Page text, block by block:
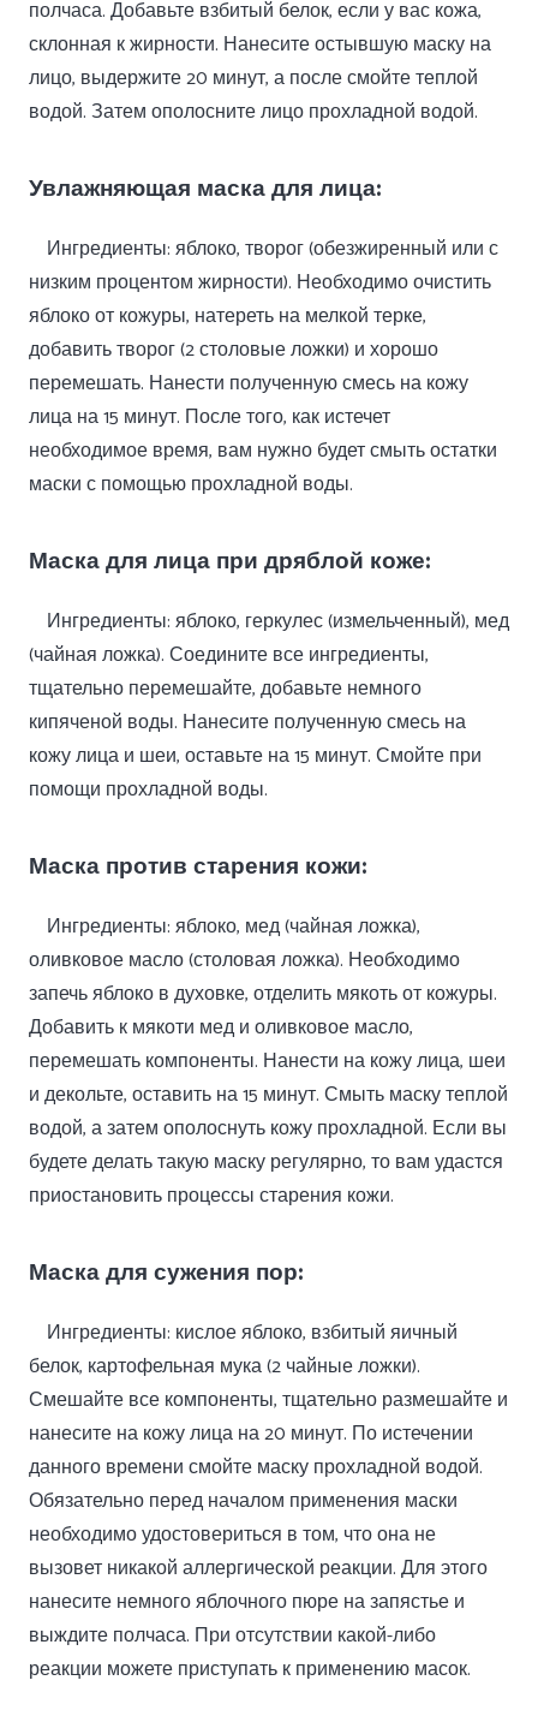
полчаса. Добавьте взбитый белок, если у вас кожа,
склонная к жирности. Нанесите остывшую маску на
лицо, выдержите 20 минут, а после смойте теплой
водой. Затем ополосните лицо прохладной водой.
Увлажняющая маска для лица:
Ингредиенты: яблоко, творог (обезжиренный или с
низким процентом жирности). Необходимо очистить
яблоко от кожуры, натереть на мелкой терке,
добавить творог (2 столовые ложки) и хорошо
перемешать. Нанести полученную смесь на кожу
лица на 15 минут. После того, как истечет
необходимое время, вам нужно будет смыть остатки
маски с помощью прохладной воды.
Маска для лица при дряблой коже:
Ингредиенты: яблоко, геркулес (измельченный), мед
(чайная ложка). Соедините все ингредиенты,
тщательно перемешайте, добавьте немного
кипяченой воды. Нанесите полученную смесь на
кожу лица и шеи, оставьте на 15 минут. Смойте при
помощи прохладной воды.
Маска против старения кожи:
Ингредиенты: яблоко, мед (чайная ложка),
оливковое масло (столовая ложка). Необходимо
запечь яблоко в духовке, отделить мякоть от кожуры.
Добавить к мякоти мед и оливковое масло,
перемешать компоненты. Нанести на кожу лица, шеи
и декольте, оставить на 15 минут. Смыть маску теплой
водой, а затем ополоснуть кожу прохладной. Если вы
будете делать такую маску регулярно, то вам удастся
приостановить процессы старения кожи.
Маска для сужения пор:
Ингредиенты: кислое яблоко, взбитый яичный
белок, картофельная мука (2 чайные ложки).
Смешайте все компоненты, тщательно размешайте и
нанесите на кожу лица на 20 минут. По истечении
данного времени смойте маску прохладной водой.
Обязательно перед началом применения маски
необходимо удостовериться в том, что она не
вызовет никакой аллергической реакции. Для этого
нанесите немного яблочного пюре на запястье и
выждите полчаса. При отсутствии какой-либо
реакции можете приступать к применению масок.